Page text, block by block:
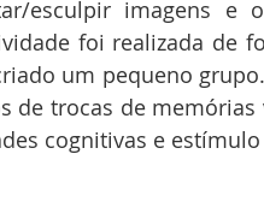
esculpir imagens e
foi realizada de
um pequeno
trocas de memórias
cognitivas e